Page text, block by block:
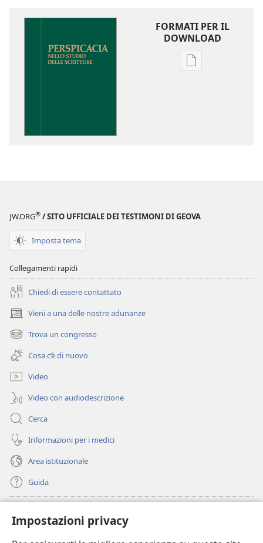
Impostazioni privacy
FORMATI PER IL
DOWNLOAD
Opzioni
JW.ORG® / SITO UFFICIALE DEI TESTIMONI DI GEOVA
Imposta tema
Collegamenti rapidi
Chiedi di essere contattato
Vieni a una delle nostre adunanze
(apre
una
nuova
finestra)
Trova un congresso
(apre
una
nuova
finestra)
Cosa c’è di nuovo
Video
Video con audiodescrizione
Cerca
Informazioni per i medici
Area istituzionale
Guida
(apre
una
nuova